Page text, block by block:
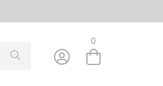
0